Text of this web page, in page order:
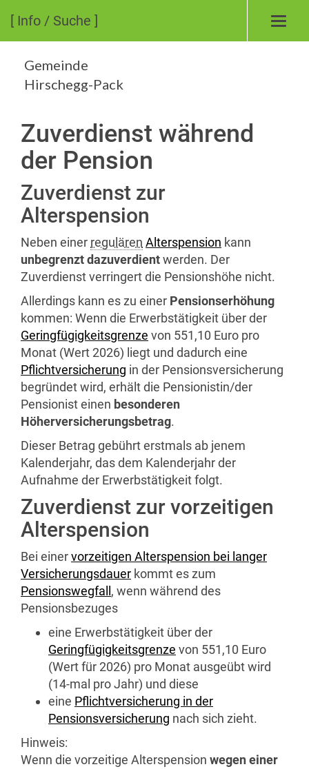
[ Info / Suche ]
Gemeinde
Hirschegg-Pack
Zuverdienst während
der Pension
Zuverdienst zur
Alterspension
Neben einer regulären Alterspension kann
unbegrenzt dazuverdientwerden. Der
Zuverdienst verringert die Pensionshöhe nicht.
Allerdings kann es zu einer Pensionserhöhung
kommen: Wenn die Erwerbstätigkeit über der
Geringfügigkeitsgrenze von 551,10 Euro pro
Monat (Wert 2026) liegt und dadurch eine
Pflichtversicherung in der Pensionsversicherung
begründet wird, erhält die Pensionistin/der
Pensionist einen besonderen
Höherversicherungsbetrag.
Dieser Betrag gebührt erstmals ab jenem
Kalenderjahr, das dem Kalenderjahr der
Aufnahme der Erwerbstätigkeit folgt.
Zuverdienst zur vorzeitigen
Alterspension
Bei einervorzeitigen Alterspension bei langer
Versicherungsdauer kommt es zum
Pensionswegfall , wenn während des
Pensionsbezuges
eine Erwerbstätigkeit über der
Geringfügigkeitsgrenze von 551,10 Euro
(Wert für 2026) pro Monat ausgeübt wird
(14-mal pro Jahr) und diese
eine Pflichtversicherung in der
Pensionsversicherung nach sich zieht.
Hinweis:
Wenn die vorzeitige Alterspension wegen einer